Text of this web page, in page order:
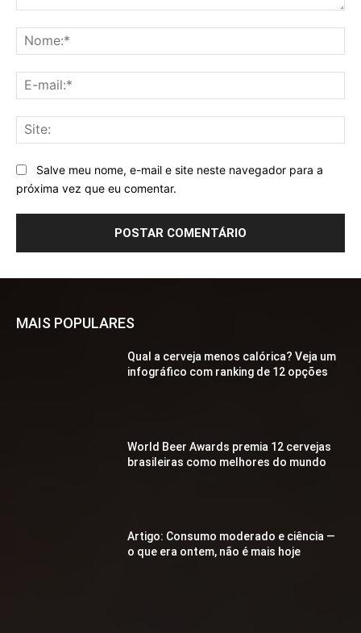
Salve meu nome, e-mail e site neste navegador para a
próxima vez que eu comentar.
MAIS POPULARES
Qual a cerveja menos calórica? Veja um
infográfico com ranking de 12 opções
World Beer Awards premia 12 cervejas
brasileiras como melhores do mundo
Artigo: Consumo moderado e ciência —
o que era ontem, não é mais hoje